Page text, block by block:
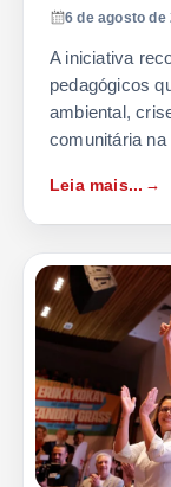
6 de agosto de
A iniciativa
pedagógicos
ambiental,
comunitária na
Leia mais...